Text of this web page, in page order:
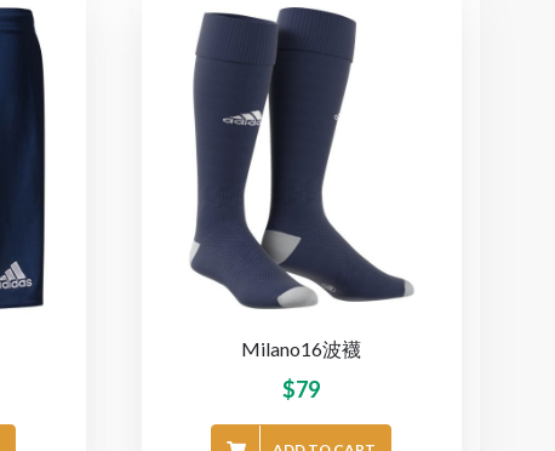
Milano16波襪
$79